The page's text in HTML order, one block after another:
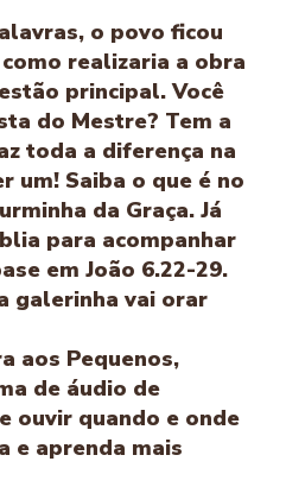
o povo ficou
realizaria a obra
principal. Você
do Mestre? Tem a
toda a diferença na
um! Saiba o que é no
da Graça. Já
para acompanhar
em João 6.22-29.
galerinha vai orar
aos Pequenos,
de áudio de
ouvir quando e onde
e aprenda mais